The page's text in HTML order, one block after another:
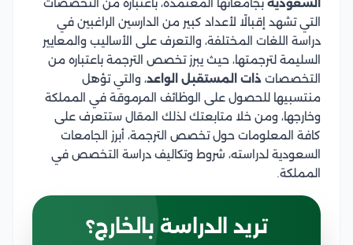
السعودية بجامعاتها المعتمدة، باعتباره من التخصصات
التي تشهد إقبالًا لأعداد كبير من الدارسين الراغبين في
دراسة اللغات المختلفة، والتعرف على الأساليب والمعايير
السليمة لترجمتها، حيث يبرز تخصص الترجمة باعتباره من
التخصصات ذات المستقبل الواعد، والتي تؤهل
منتسبيها للحصول على الوظائف المرموقة في المملكة
وخارجها، ومن خلا متابعتك لذلك المقال ستتعرف على
كافة المعلومات حول تخصص الترجمة، أبرز الجامعات
السعودية لدراسته، شروط وتكاليف دراسة التخصص في
المملكة.
تريد الدراسة بالخارج؟